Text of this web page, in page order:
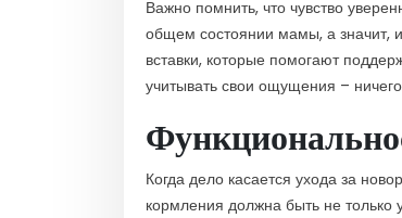
Важно помнить, что чувство
общем состоянии мамы, а значит,
вставки, которые помогают
учитывать свои ощущения –
Когда дело касается ухода за
кормления должна быть не только